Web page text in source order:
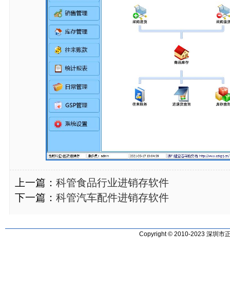
上一篇： 科管食品行业进销存软件
下一篇： 科管汽车配件进销存软件
Copyright © 2010-2023 深圳市